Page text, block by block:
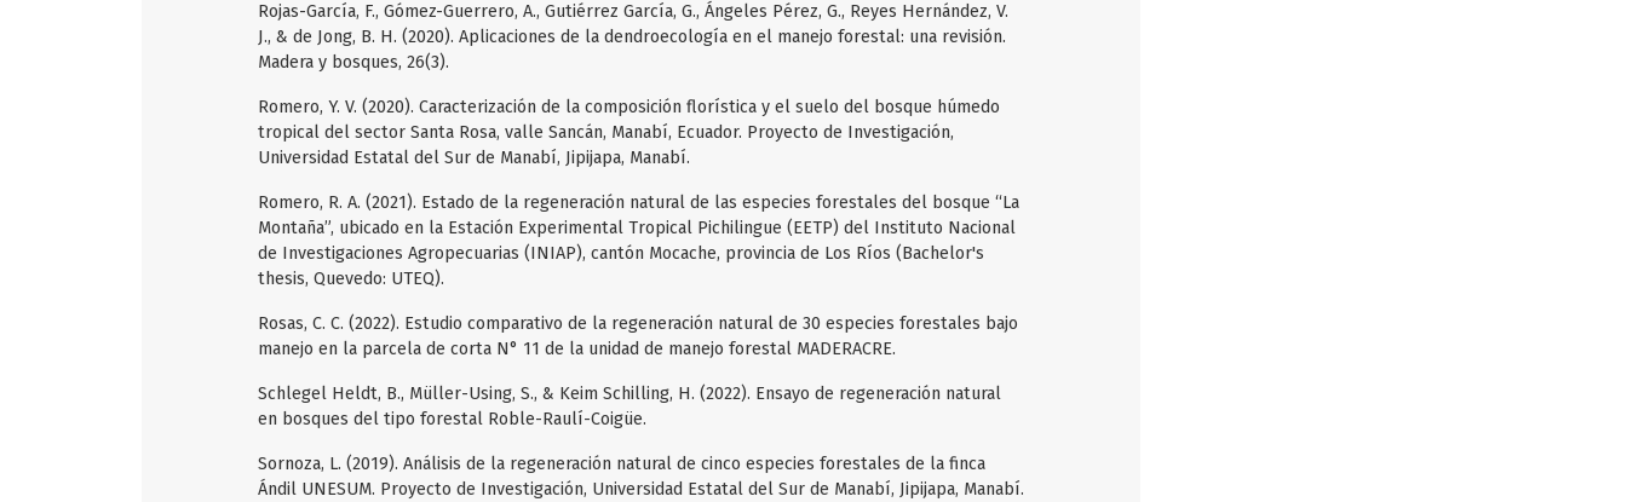
Rojas-García, F., Gómez-Guerrero, A., Gutiérrez García, G., Ángeles Pérez, G., Reyes Hernández, V.
J., & de Jong, B. H. (2020). Aplicaciones de la dendroecología en el manejo forestal: una revisión.
Madera y bosques, 26(3).
Romero, Y. V. (2020). Caracterización de la composición florística y el suelo del bosque húmedo
tropical del sector Santa Rosa, valle Sancán, Manabí, Ecuador. Proyecto de Investigación,
Universidad Estatal del Sur de Manabí, Jipijapa, Manabí.
Romero, R. A. (2021). Estado de la regeneración natural de las especies forestales del bosque “La
Montaña”, ubicado en la Estación Experimental Tropical Pichilingue (EETP) del Instituto Nacional
de Investigaciones Agropecuarias (INIAP), cantón Mocache, provincia de Los Ríos (Bachelor's
thesis, Quevedo: UTEQ).
Rosas, C. C. (2022). Estudio comparativo de la regeneración natural de 30 especies forestales bajo
manejo en la parcela de corta N° 11 de la unidad de manejo forestal MADERACRE.
Schlegel Heldt, B., Müller-Using, S., & Keim Schilling, H. (2022). Ensayo de regeneración natural
en bosques del tipo forestal Roble-Raulí-Coigüe.
Sornoza, L. (2019). Análisis de la regeneración natural de cinco especies forestales de la finca
Ándil UNESUM. Proyecto de Investigación, Universidad Estatal del Sur de Manabí, Jipijapa, Manabí.